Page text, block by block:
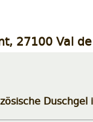
27100 Val de